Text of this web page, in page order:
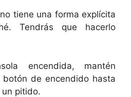
tiene una forma explícita
Tendrás que hacerlo
encendida, mantén
botón de encendido hasta
un pitido.